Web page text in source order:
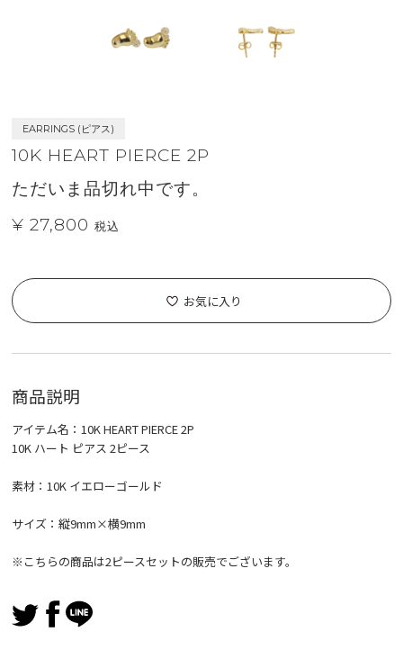
EARRINGS (ピアス)
10K HEART PIERCE 2P
ただいま品切れ中です。
¥ 27,800税込
お気に入り
商品説明
アイテム名：10K HEART PIERCE 2P
10K ハート ピアス 2ピース
素材：10K イエローゴールド
サイズ：縦9mm×横9mm
※こちらの商品は2ピースセットの販売でございます。